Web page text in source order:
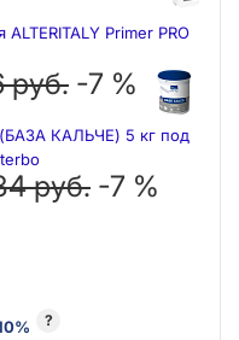
Primer PRO
руб. -7 %
(БАЗА КАЛЬЧЕ) 5 кг под
руб. -7 %
?